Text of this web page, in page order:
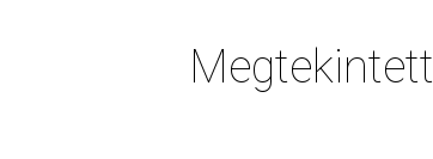
Megtekintett